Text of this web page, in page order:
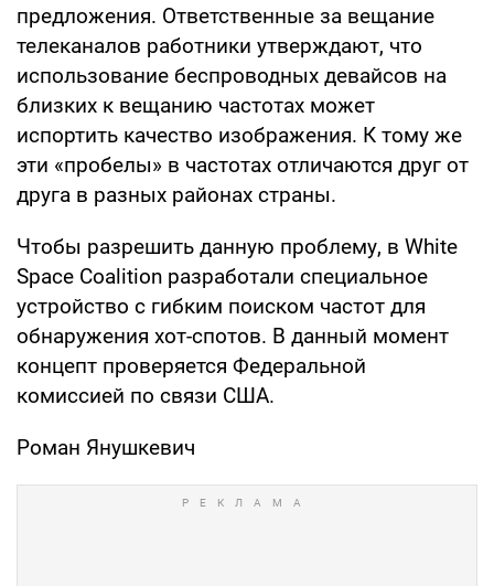
предложения. Ответственные за вещание
телеканалов работники утверждают, что
использование беспроводных девайсов на
близких к вещанию частотах может
испортить качество изображения. К тому же
эти «пробелы» в частотах отличаются друг от
друга в разных районах страны.
Чтобы разрешить данную проблему, в White
Space Coalition разработали специальное
устройство с гибким поиском частот для
обнаружения хот-спотов. В данный момент
концепт проверяется Федеральной
комиссией по связи США.
Роман Янушкевич